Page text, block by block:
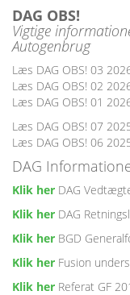
DAG OBS!
Vigtige
Autogenbrug
Læs DAG OBS! 03
Læs DAG OBS! 02
Læs DAG OBS! 01
Læs DAG OBS! 07
Læs DAG OBS! 06
DAG
Klik her DAG
Klik her DAG
Klik her BGD
Klik her Fusion
Klik her Referat GF